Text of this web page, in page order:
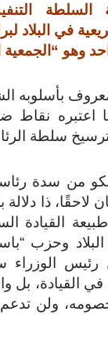
في البلاد
“الجمعية
بأسلوبه
نقاط ضعف
سلطة
سدة رئاسة
ذا دلالة بالغة
القيادة
وحزب
الوزراء
بل
ولن تدعم